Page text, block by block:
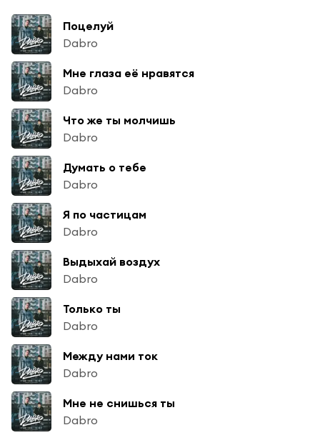
Поцелуй
Dabro
Мне глаза её нравятся
Dabro
Что же ты молчишь
Dabro
Думать о тебе
Dabro
Я по частицам
Dabro
Выдыхай воздух
Dabro
Только ты
Dabro
Между нами ток
Dabro
Мне не снишься ты
Dabro